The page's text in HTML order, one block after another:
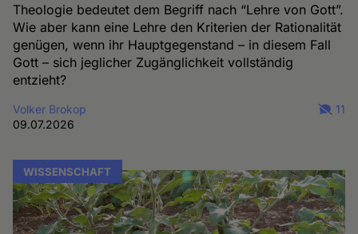
Theologie bedeutet dem Begriff nach “Lehre von Gott”.
Wie aber kann eine Lehre den Kriterien der Rationalität
genügen, wenn ihr Hauptgegenstand – in diesem Fall
Gott – sich jeglicher Zugänglichkeit vollständig
entzieht?
Volker Brokop
09.07.2026
11
WISSENSCHAFT